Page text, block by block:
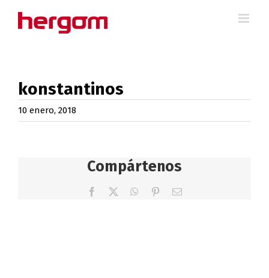
konstantinos
10 enero, 2018
Compártenos
Facebook WhatsApp
PinterestCorreo